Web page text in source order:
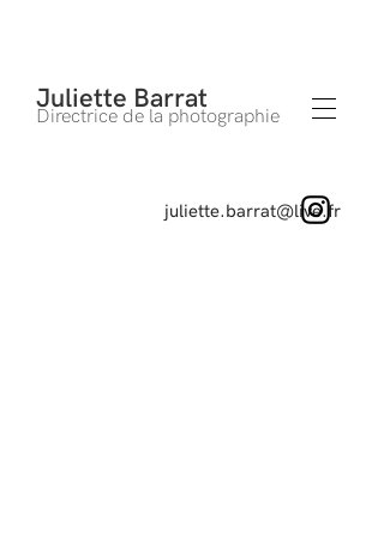
Juliette Barrat
Directrice de la photographie
juliette.barrat@live.fr